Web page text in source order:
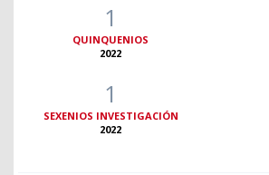
1
QUINQUENIOS
2022
1
SEXENIOS INVESTIGACIÓN
2022